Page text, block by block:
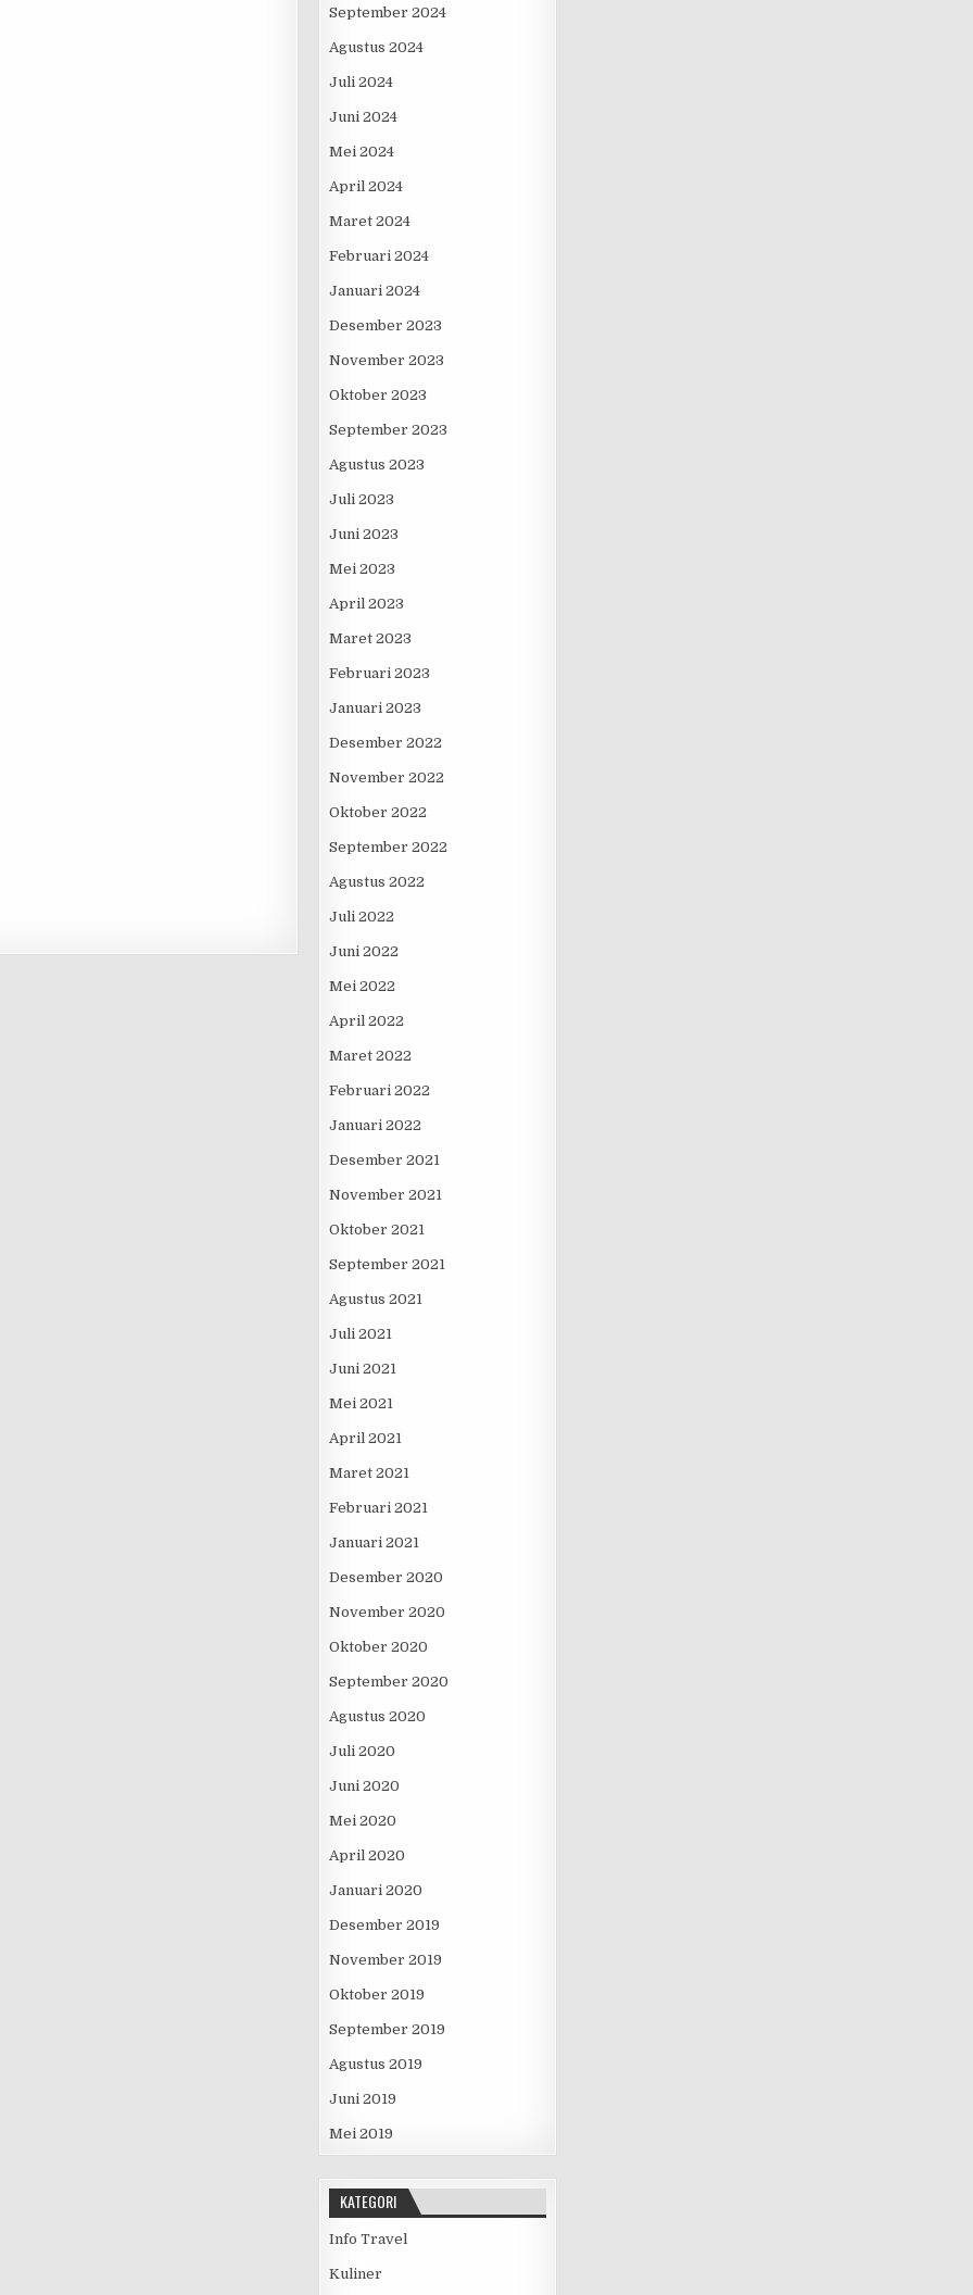
September 2024
Agustus 2024
Juli 2024
Juni 2024
Mei 2024
April 2024
Maret 2024
Februari 2024
Januari 2024
Desember 2023
November 2023
Oktober 2023
September 2023
Agustus 2023
Juli 2023
Juni 2023
Mei 2023
April 2023
Maret 2023
Februari 2023
Januari 2023
Desember 2022
November 2022
Oktober 2022
September 2022
Agustus 2022
Juli 2022
Juni 2022
Mei 2022
April 2022
Maret 2022
Februari 2022
Januari 2022
Desember 2021
November 2021
Oktober 2021
September 2021
Agustus 2021
Juli 2021
Juni 2021
Mei 2021
April 2021
Maret 2021
Februari 2021
Januari 2021
Desember 2020
November 2020
Oktober 2020
September 2020
Agustus 2020
Juli 2020
Juni 2020
Mei 2020
April 2020
Januari 2020
Desember 2019
November 2019
Oktober 2019
September 2019
Agustus 2019
Juni 2019
Mei 2019
KATEGORI
Info Travel
Kuliner